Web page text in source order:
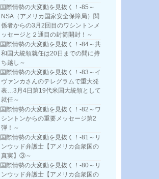
国際情勢の大変動を見抜く！-85～
NSA（アメリカ国家安全保障局）関
係者からの3月2回目のワシントンメ
ッセージと２通目の封筒開封！～
国際情勢の大変動を見抜く！-84～共
和国大統領就任は20日までの間に持
ち越し～
国際情勢の大変動を見抜く！-83～イ
ヴァンカさんのテレグラムで重大発
表…3月4日第19代米国大統領として
就任～
国際情勢の大変動を見抜く！-82～ワ
シントンからの重要メッセージ第2
弾！～
国際情勢の大変動を見抜く！-81～リ
ンウッド弁護士【アメリカ合衆国の
真実】③～
国際情勢の大変動を見抜く！-80～リ
ンウッド弁護士【アメリカ合衆国の